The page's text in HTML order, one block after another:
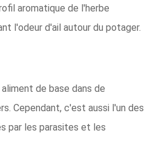
aromatique de l'herbe
l'odeur d'ail autour du potager.
de base dans de
Cependant, c'est aussi l'un des
par les parasites et les